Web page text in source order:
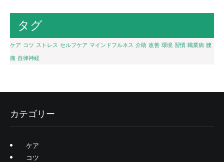
タグ
ケア コツ ストレス セルフケア マインドフルネス 介助 改善 環境 習慣 職業病 腰
痛 自律神経
カテゴリー
ケア
コツ